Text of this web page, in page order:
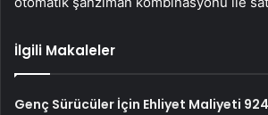
İlgili Makaleler
Genç Sürücüler İçin Ehliyet Maliyeti